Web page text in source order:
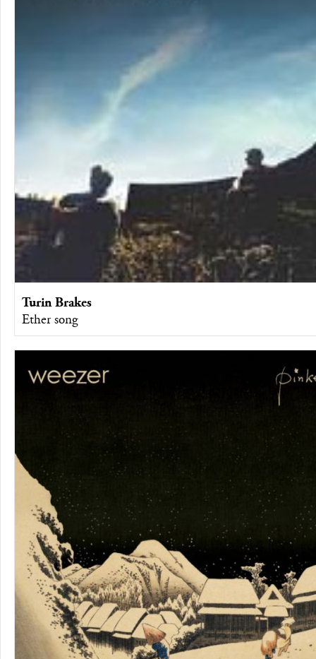
Turin Brakes
Ether song